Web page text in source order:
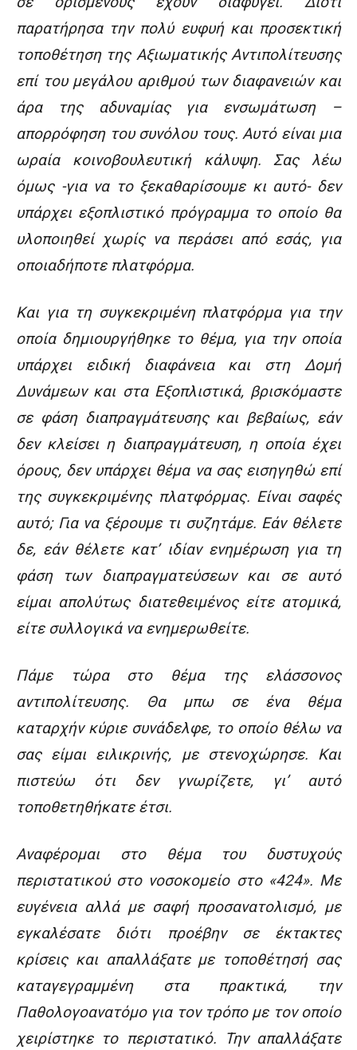
παρατήρησα την πολύ ευφυή και προσεκτική
τοποθέτηση της Αξιωματικής Αντιπολίτευσης
επί του μεγάλου αριθμού των διαφανειών και
άρα της αδυναμίας για ενσωμάτωση –
απορρόφηση του συνόλου τους. Αυτό είναι μια
ωραία κοινοβουλευτική κάλυψη. Σας λέω
όμως -για να το ξεκαθαρίσουμε κι αυτό- δεν
υπάρχει εξοπλιστικό πρόγραμμα το οποίο θα
υλοποιηθεί χωρίς να περάσει από εσάς, για
οποιαδήποτε πλατφόρμα.
Και για τη συγκεκριμένη πλατφόρμα για την
οποία δημιουργήθηκε το θέμα, για την οποία
υπάρχει ειδική διαφάνεια και στη Δομή
Δυνάμεων και στα Εξοπλιστικά, βρισκόμαστε
σε φάση διαπραγμάτευσης και βεβαίως, εάν
δεν κλείσει η διαπραγμάτευση, η οποία έχει
όρους, δεν υπάρχει θέμα να σας εισηγηθώ επί
της συγκεκριμένης πλατφόρμας. Είναι σαφές
αυτό; Για να ξέρουμε τι συζητάμε. Εάν θέλετε
δε, εάν θέλετε κατ’ ιδίαν ενημέρωση για τη
φάση των διαπραγματεύσεων και σε αυτό
είμαι απολύτως διατεθειμένος είτε ατομικά,
είτε συλλογικά να ενημερωθείτε.
Πάμε τώρα στο θέμα της ελάσσονος
αντιπολίτευσης. Θα μπω σε ένα θέμα
καταρχήν κύριε συνάδελφε, το οποίο θέλω να
σας είμαι ειλικρινής, με στενοχώρησε. Και
πιστεύω ότι δεν γνωρίζετε, γι’ αυτό
τοποθετηθήκατε έτσι.
Αναφέρομαι στο θέμα του δυστυχούς
περιστατικού στο νοσοκομείο στο «424». Με
ευγένεια αλλά με σαφή προσανατολισμό, με
εγκαλέσατε διότι προέβην σε έκτακτες
κρίσεις και απαλλάξατε με τοποθέτησή σας
καταγεγραμμένη στα πρακτικά, την
Παθολογοανατόμο για τον τρόπο με τον οποίο
χειρίστηκε το περιστατικό. Την απαλλάξατε